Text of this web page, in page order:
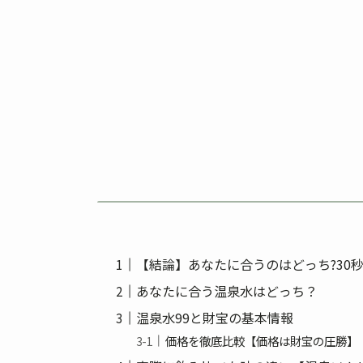
【結論】あなたに合うのはどっち?30
あなたに合う温泉水はどっち？
温泉水99と財宝の基本情報
価格を徹底比較【価格は財宝の圧勝】